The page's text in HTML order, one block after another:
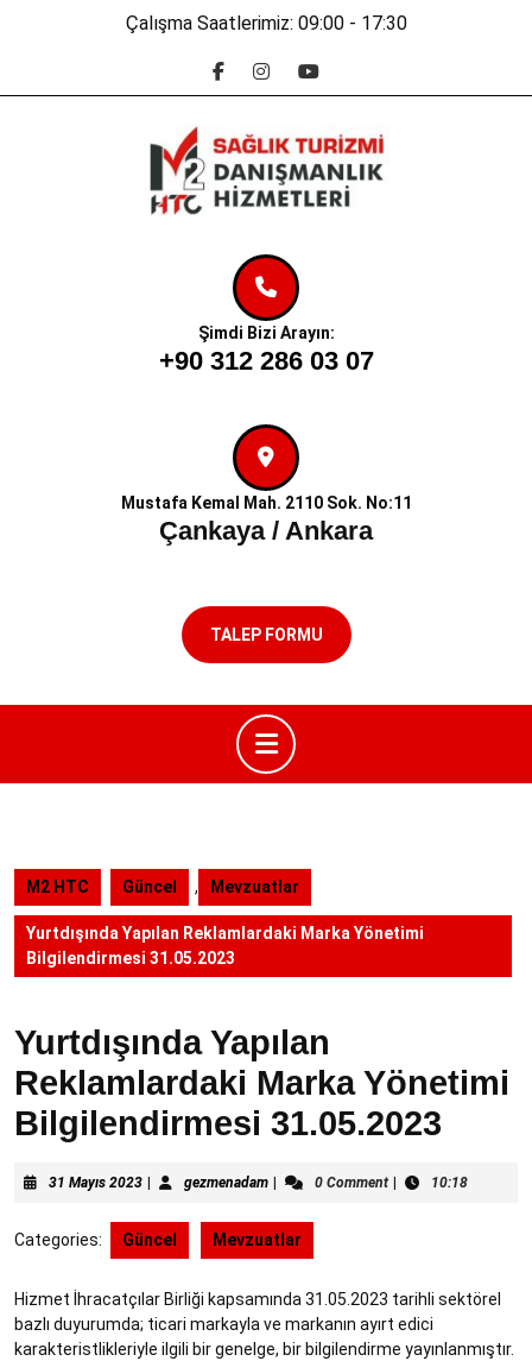
Çalışma Saatlerimiz: 09:00 - 17:30
Şimdi Bizi Arayın:
+90 312 286 03 07
Mustafa Kemal Mah. 2110 Sok. No:11
Çankaya / Ankara
TALEP FORMU
Button
M2 HTC Güncel , Mevzuatlar
Yurtdışında Yapılan Reklamlardaki Marka Yönetimi
Bilgilendirmesi 31.05.2023
Yurtdışında Yapılan
Reklamlardaki Marka Yönetimi
Bilgilendirmesi 31.05.2023
31 Mayıs 202331
2023
gezmenadamgezmenadam0 Comment 10:18
Categories: Güncel Mevzuatlar
Hizmet İhracatçılar Birliği kapsamında 31.05.2023 tarihli sektörel
bazlı duyurumda; ticari markayla ve markanın ayırt edici
karakteristlikleriyle ilgili bir genelge, bir bilgilendirme yayınlanmıştır.